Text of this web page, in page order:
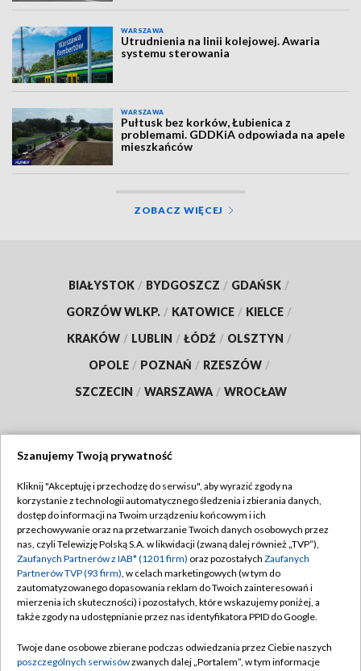
WARSZAWA
Utrudnienia na linii kolejowej. Awaria
systemu sterowania
WARSZAWA
Pułtusk bez korków, Łubienica z
problemami. GDDKiA odpowiada na apele
mieszkańców
ZOBACZ WIĘCEJ
BIAŁYSTOK / BYDGOSZCZ / GDAŃSK /
GORZÓW WLKP. / KATOWICE / KIELCE /
KRAKÓW / LUBLIN / ŁÓDŹ / OLSZTYN /
OPOLE / POZNAŃ / RZESZÓW /
SZCZECIN / WARSZAWA / WROCŁAW
TVP
Abonament TVP
Emisja w TVP
Centrum informacji TVP
Naziemna Telewizja Cyfrowa
Rada Programowa
Regulamin TVP
Polityka prywatności
Moje zgody
Pomoc
Kontakt
Szanujemy Twoją prywatność
Kliknij "Akceptuję i przechodzę do serwisu", aby wyrazić zgody na
korzystanie z technologii automatycznego śledzenia i zbierania danych,
dostęp do informacji na Twoim urządzeniu końcowym i ich
przechowywanie oraz na przetwarzanie Twoich danych osobowych przez
nas, czyli Telewizję Polską S.A. w likwidacji (zwaną dalej również „TVP”),
Zaufanych Partnerów z IAB* (1201 firm) oraz pozostałych Zaufanych
Partnerów TVP (93 firm), w celach marketingowych (w tym do
zautomatyzowanego dopasowania reklam do Twoich zainteresowań i
mierzenia ich skuteczności) i pozostałych, które wskazujemy poniżej, a
także zgody na udostępnianie przez nas identyfikatora PPID do Google.
Twoje dane osobowe zbierane podczas odwiedzania przez Ciebie naszych
poszczególnych serwisówzwanych dalej „Portalem”, w tym informacje